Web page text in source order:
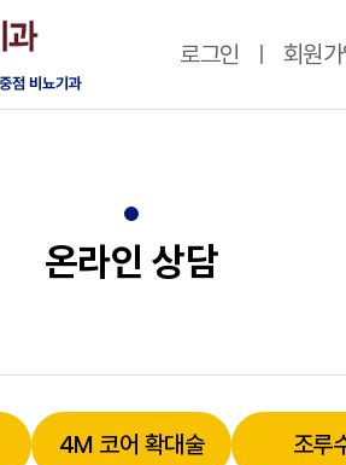
로그인 회원
온라인 상담
4M 코어 확대술 조루